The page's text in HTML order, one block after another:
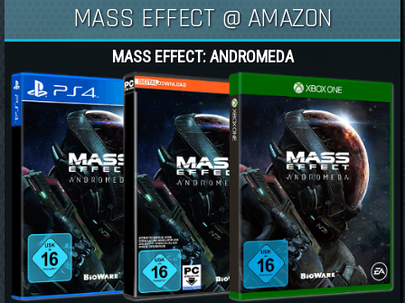
MASS EFFECT @ AMAZON
MASS EFFECT: ANDROMEDA